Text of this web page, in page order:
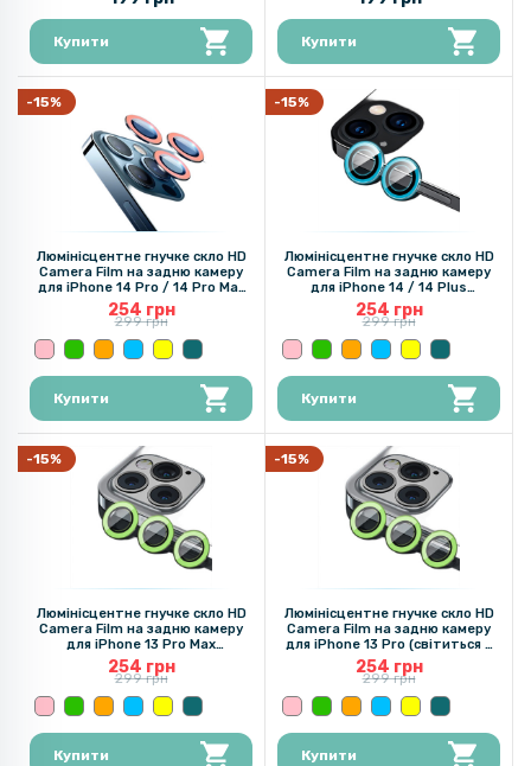
Купити Купити
-15%
Люмінісцентне гнучке скло HD
Camera Film на задню камеру
для iPhone 14 Pro / 14 Pro Max
(світиться в темряві)
254 грн
299 грн
Купити
-15%
Люмінісцентне гнучке скло HD
Camera Film на задню камеру
для iPhone 14 / 14 Plus
(світиться в темряві)
254 грн
299 грн
Купити
-15%
Люмінісцентне гнучке скло HD
Camera Film на задню камеру
для iPhone 13 Pro Max
(світиться в темряві)
254 грн
299 грн
Купити
-15%
Люмінісцентне гнучке скло HD
Camera Film на задню камеру
для iPhone 13 Pro (світиться в
темряві)
254 грн
299 грн
Купити